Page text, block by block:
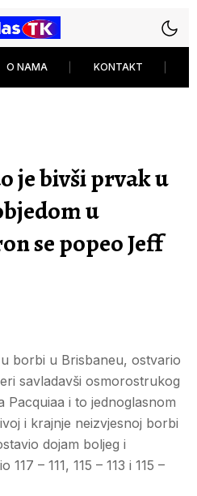
O NAMA KONTAKT
je bivši prvak u
u
se popeo Jeff
borbi u Brisbaneu, ostvario
savladavši osmorostrukog
Pacquiaa i to jednoglasnom
i krajnje neizvjesnoj borbi
dojam boljeg i
– 111, 115 – 113 i 115 –